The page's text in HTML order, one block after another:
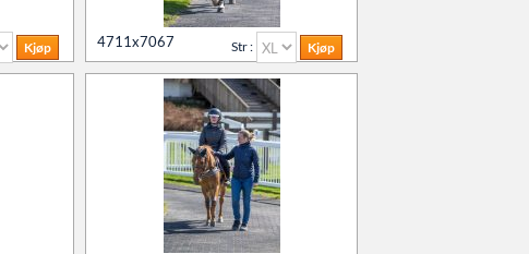
Oslo Horse Show 2024
Oslo Horse Show 2023
løpsdager
treningsdager
4711x7067 Str :